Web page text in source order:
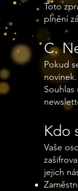
Toto
plnění
C.
Pokud
novinek.
Kdo
Vaše
jejich